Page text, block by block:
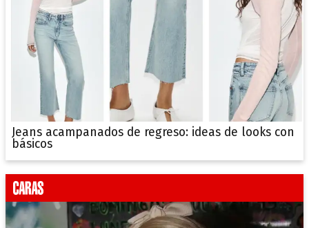
Jeans acampanados de regreso: ideas de looks con
básicos